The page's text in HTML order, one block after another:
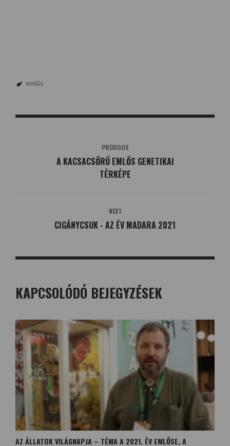
emlős
PREVIOUS
A KACSACSŐRŰ EMLŐS GENETIKAI
TÉRKÉPE
NEXT
CIGÁNYCSUK - AZ ÉV MADARA 2021
KAPCSOLÓDÓ BEJEGYZÉSEK
AZ ÁLLATOK VILÁGNAPJA – TÉMA A 2021. ÉV EMLŐSE, A